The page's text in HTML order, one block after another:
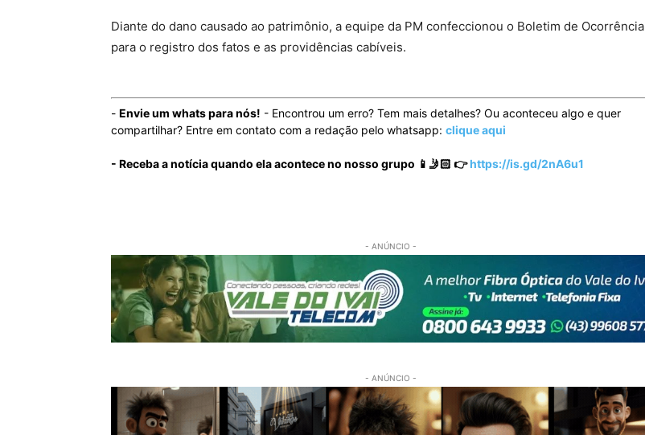
Diante do dano causado ao patrimônio, a equipe da PM confeccionou o Boletim de Ocorrência
para o registro dos fatos e as providências cabíveis.
- Envie um whats para nós! - Encontrou um erro? Tem mais detalhes? Ou aconteceu algo e quer
compartilhar? Entre em contato com a redação pelo whatsapp: clique aqui
- Receba a notícia quando ela acontece no nosso grupo 📱🤳🏻 👉https://is.gd/2nA6u1
- ANÚNCIO -
- ANÚNCIO -